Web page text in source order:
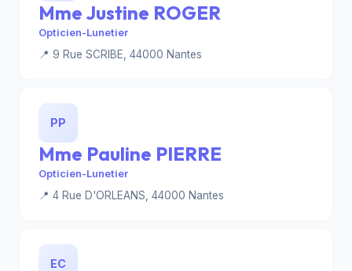
Mme Justine ROGER
Opticien-Lunetier
📍 9 Rue SCRIBE, 44000 Nantes
PP
Mme Pauline PIERRE
Opticien-Lunetier
📍 4 Rue D'ORLEANS, 44000 Nantes
EC